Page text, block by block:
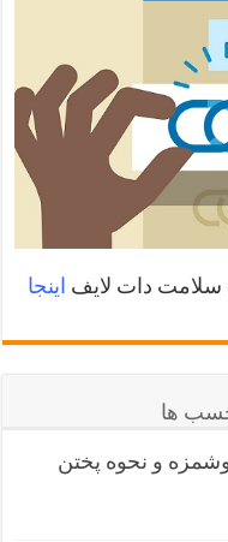
سلامت دات لایف اینجا
ها
و نحوه پختن